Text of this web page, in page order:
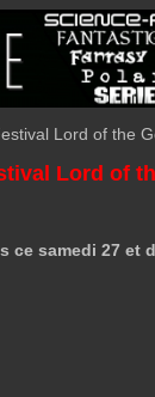
Lord of the
Lord of
ce samedi 27 et